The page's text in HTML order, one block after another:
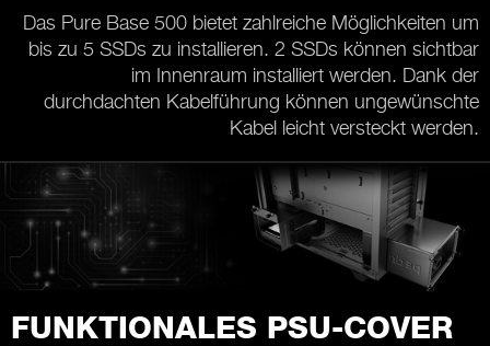
Das Pure Base 500 bietet zahlreiche Möglichkeiten um
bis zu 5 SSDs zu installieren. 2 SSDs können sichtbar
im Innenraum installiert werden. Dank der
durchdachten Kabelführung können ungewünschte
Kabel leicht versteckt werden.
FUNKTIONALES PSU-COVER